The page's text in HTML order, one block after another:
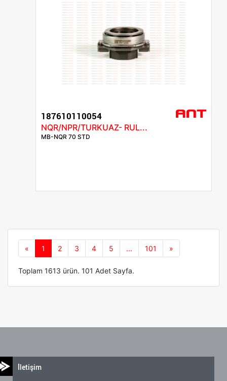
187610110054
NQR/NPR/TURKUAZ- RUL...
MB-NQR 70 STD
« Önceki
1 2 3 4 5 ... 101 »
Toplam 1613 ürün. 101 Adet Sayfa.
İletişim